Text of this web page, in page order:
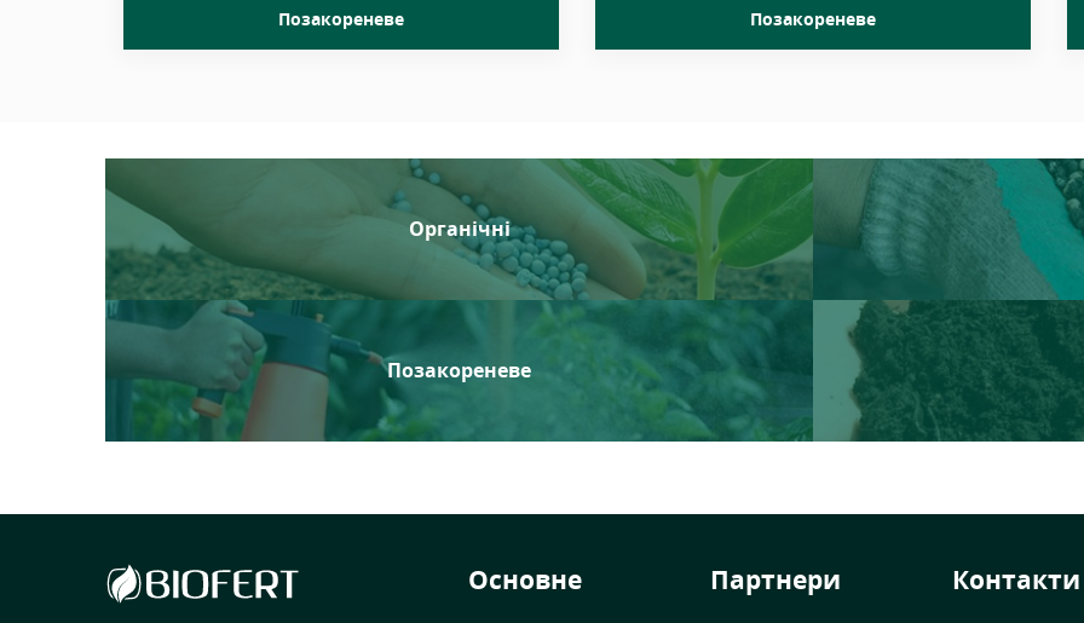
Позакореневе Позакореневе
Органічні
Позакореневе
Основне Партнери Контакти